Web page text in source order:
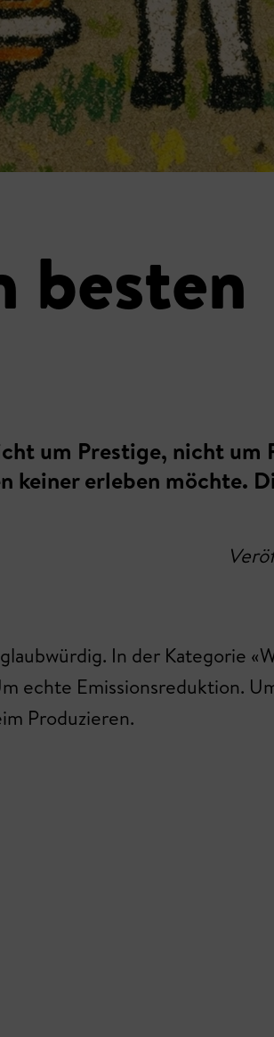
besten
um Prestige, nicht um
keiner erleben möchte.
In der Kategorie
echte Emissionsreduktion.
Produzieren.